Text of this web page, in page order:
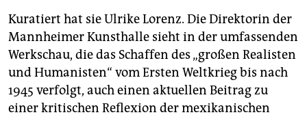
Kuratiert hat sie Ulrike Lorenz. Die Direktorin der
Mannheimer Kunsthalle sieht in der umfassenden
Werkschau, die das Schaffen des „großen Realisten
und Humanisten“ vom Ersten Weltkrieg bis nach
1945 verfolgt, auch einen aktuellen Beitrag zu
einer kritischen Reflexion der mexikanischen